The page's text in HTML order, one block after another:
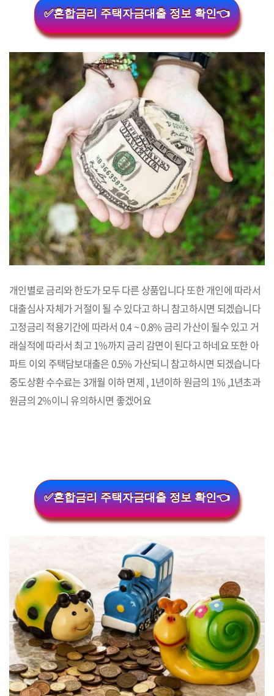
✅혼합금리 주택자금대출 정보 확인👈
개인별로 금리와 한도가 모두 다른 상품입니다 또한 개인에 따라서
대출심사 자체가 거절이 될 수 있다고 하니 참고하시면 되겠습니다
고정금리 적용기간에 따라서 0.4 ~ 0.8% 금리 가산이 될수 있고 거
래실적에 따라서 최고 1%까지 금리 감면이 된다고 하네요 또한 아
파트 이외 주택담보대출은 0.5% 가산되니 참고하시면 되겠습니다
중도상환 수수료는 3개월 이하 면제 , 1년이하 원금의 1% ,1년초과
원금의 2%이니 유의하시면 좋겠어요
✅혼합금리 주택자금대출 정보 확인👈